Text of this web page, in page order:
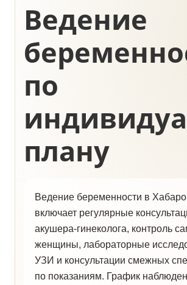
Ведение
по
плану
Ведение беременности в
включает регулярные
акушера-гинеколога, контроль
женщины, лабораторные
УЗИ и консультации смежных
по показаниям. График